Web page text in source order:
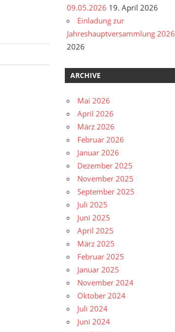
09.05.2026 19. April 2026
Einladung zur
Jahreshauptversammlung 2026
2026
ARCHIVE
Mai 2026
April 2026
März 2026
Februar 2026
Januar 2026
Dezember 2025
November 2025
September 2025
Juli 2025
Juni 2025
April 2025
März 2025
Februar 2025
Januar 2025
November 2024
Oktober 2024
Juli 2024
Juni 2024